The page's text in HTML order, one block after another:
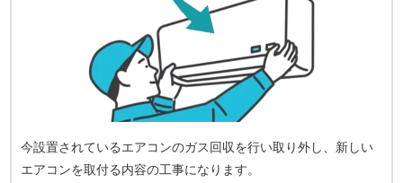
今設置されているエアコンのガス回収を行い取り外し、新しい
エアコンを取付る内容の工事になります。